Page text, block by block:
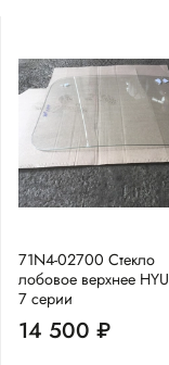
71N4-02700 Стекло
лобовое верхнее
7 серии
14 500 ₽